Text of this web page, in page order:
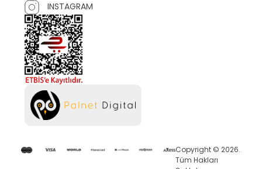
INSTAGRAM
Copyright © 2026.
Tüm Hakları